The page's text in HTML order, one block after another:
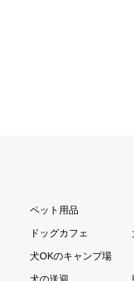
ペット用品
ドッグカフェ
犬OKのキャンプ場